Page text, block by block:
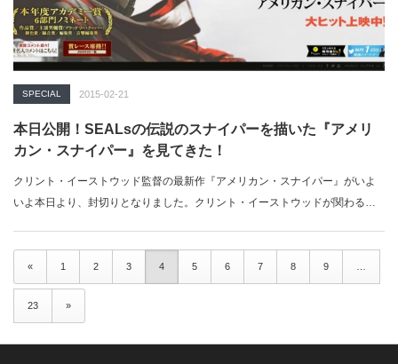
SPECIAL 2015-02-21
本日公開！SEALsの伝説のスナイパーを描いた『アメリ
カン・スナイパー』を見てきた！
クリント・イーストウッド監督の最新作『アメリカン・スナイパー』がいよ
いよ本日より、封切りとなりました。クリント・イーストウッドが関わる映
« 1 2 3 4 5 6 7 8 9
23 »